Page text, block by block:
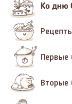
Ко дню
Первые
Вторые